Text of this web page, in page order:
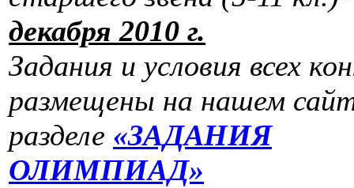
декабря 2010 г.
Задания и условия всех
размещены на нашем
разделе «ЗАДАНИЯ
ОЛИМПИАД»